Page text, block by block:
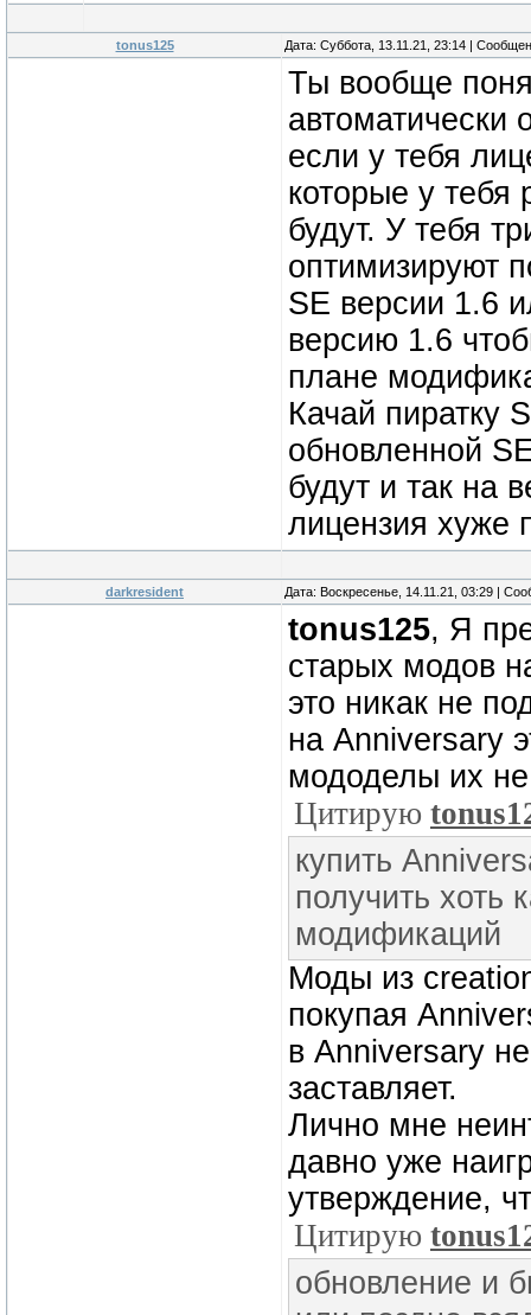
tonus125 Дата: Суббота, 13.11.21, 23:14 |
Ты вообще
автоматически
если у тебя
которые у тебя
будут. У тебя
оптимизируют
SE версии 1.6
версию 1.6
плане
Качай пиратку
обновленной
будут и так на
лицензия хуже
darkresident Дата: Воскресенье, 14.11.21, 03:29 |
tonus125, Я
старых модов
это никак не
на Anniversary
мододелы их не
Цитирую
купить
получить хоть
модификаций
Моды из
покупая
в Anniversary
заставляет.
Лично мне
давно уже
утверждение,
Цитирую
обновление и